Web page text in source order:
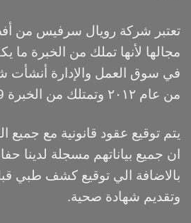
تعتبر شركة رويال سرفيس من
مجالها لأنها تملك من الخبرة ما
في سوق العمل والإدارة
من عام ٢٠١٢ وتمتلك من الخبرة 9 أعوام.
يتم توقيع عقود قانونية مع جميع
ان جميع بياناتهم مسجلة لدينا
بالاضافة الي توقيع كشف طبي
وتقديم شهادة صحية.